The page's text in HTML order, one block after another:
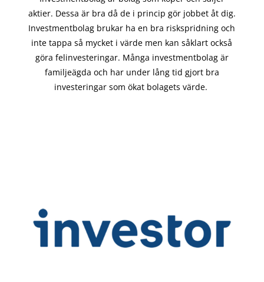
aktier. Dessa är bra då de i princip görjobbet åt dig.
Investmentbolag brukar ha en bra riskspridning och
inte tappa så mycket i värde men kan såklart också
göra felinvesteringar. Många investmentbolag är
familjeägda och har under lång tid gjort bra
investeringar som ökat bolagets värde.